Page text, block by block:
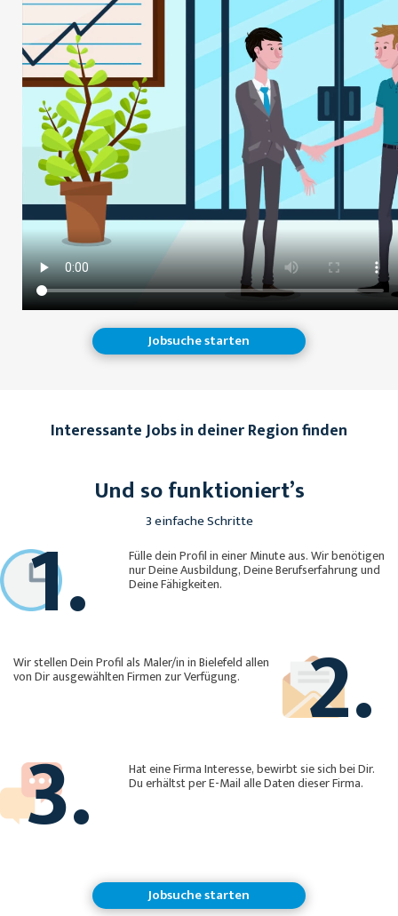
Jobsuche starten
Interessante Jobs in deiner Region finden
Und so funktioniert’s
3 einfache Schritte
1. Fülle dein Profil in einer Minute aus. Wir benötigen
nur Deine Ausbildung, Deine Berufserfahrung und
Deine Fähigkeiten.
2.
Wir stellen Dein Profil als Maler/in in Bielefeld allen
von Dir ausgewählten Firmen zur Verfügung.
3. Hat eine Firma Interesse, bewirbt sie sich bei Dir.
Du erhältst per E-Mail alle Daten dieser Firma.
Jobsuche starten